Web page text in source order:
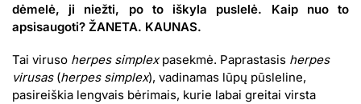
dėmelė, ji niežti, po to iškyla puslelė. Kaip nuo to
apsisaugoti? ŽANETA. KAUNAS.
Tai viruso herpes simplexpasekmė. Paprastasis herpes
virusas(herpes simplex), vadinamas lūpų pūsleline,
pasireiškia lengvais bėrimais, kurie labai greitai virsta